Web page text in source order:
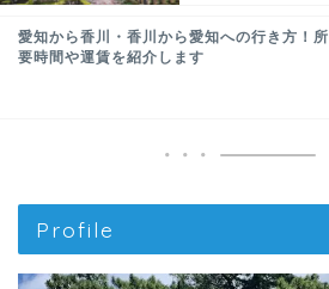
愛知から香川・香川から愛知への行き方！所
要時間や運賃を紹介します
Profile